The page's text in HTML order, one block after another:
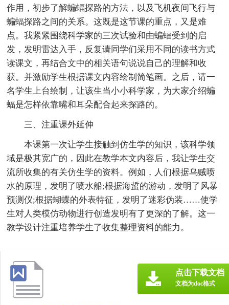
作用，初步了解蝙蝠探路的方法，以及飞机夜间飞行与
蝙蝠探路之间的关系。这既是这节课的重点，又是难
点。我紧紧围绕科学家的三次试验和由蝙蝠受到的启
发，发明雷达入手，反复请同学们采用不同的读书方式
读课文，再结合文中的相关语句说说自己的理解和收
获。并激励学生根据课文内容绘制简笔画。之后，请一
名学生上台绘制，让该生当小小科学家，为大家介绍蝙
蝠是怎样依靠嘴和耳朵配合起来探路的。
三、注重课外延伸
本课第一次让学生接触到仿生学的知识，该科学领
域是极其宽广的，因此在教学本文内容后，我让学生交
流所收集的有关仿生学的资料。例如，人们根据乌贼喷
水的原理，发明了喷水船;根据海蜇的游动，发明了风暴
预测仪;根据蝴蝶的外表特征，发明了迷彩伪装……使学
生对人类模仿动物进行创造发明有了更深的了解。这一
教学设计注重培养学生了收集整理资料的能力。
点击下载文档
文档为doc格式